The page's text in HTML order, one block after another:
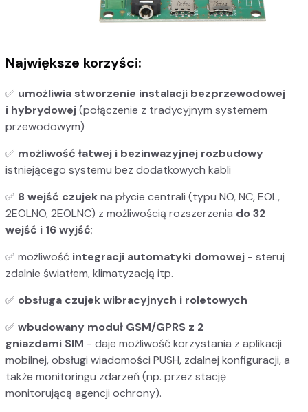
Największe korzyści:
✅ umożliwia stworzenie instalacji bezprzewodowej
i hybrydowej(połączenie z tradycyjnym systemem
przewodowym)
✅ możliwość łatwej i bezinwazyjnej rozbudowy
istniejącego systemu bez dodatkowych kabli
✅ 8 wejść czujekna płycie centrali (typu NO, NC, EOL,
2EOLNO, 2EOLNC) z możliwością rozszerzenia do 32
wejść i 16 wyjść;
✅ możliwość integracji automatyki domowej - steruj
zdalnie światłem, klimatyzacją itp.
✅ obsługa czujek wibracyjnych i roletowych
✅ wbudowany moduł GSM/GPRS z 2
gniazdami SIM - daje możliwość korzystania z aplikacji
mobilnej, obsługi wiadomości PUSH, zdalnej konfiguracji, a
także monitoringu zdarzeń (np. przez stację
monitorującą agencji ochrony).